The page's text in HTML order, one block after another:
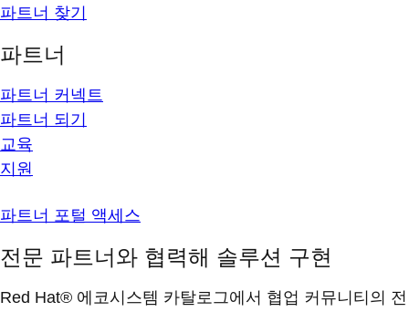
파트너 찾기
파트너
파트너 커넥트
파트너 되기
교육
지원
파트너 포털 액세스
전문 파트너와 협력해 솔루션 구현
Red Hat® 에코시스템 카탈로그에서 협업 커뮤니티의 전